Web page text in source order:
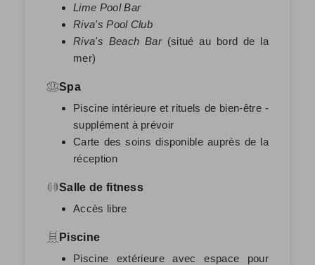
Lime Pool Bar
Riva's Pool Club
Riva's Beach Bar (situé au bord de la
mer)
Spa
Piscine intérieure et rituels de bien-être -
supplément à prévoir
Carte des soins disponible auprès de la
réception
Salle de fitness
Accès libre
Piscine
Piscine extérieure avec espace pour